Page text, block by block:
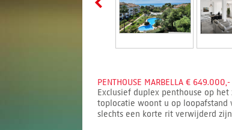
PENTHOUSE MARBELLA € 649.000,-
Exclusief duplex penthouse op
toplocatie woont u op loopafstand
slechts een korte rit verwijderd